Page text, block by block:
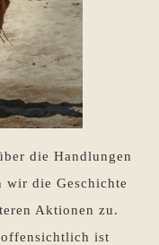
die Handlungen
wir die Geschichte
Aktionen zu.
ist